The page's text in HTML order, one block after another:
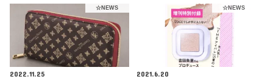
☆NEWS
2022.11.25
☆NEWS
2021.6.20